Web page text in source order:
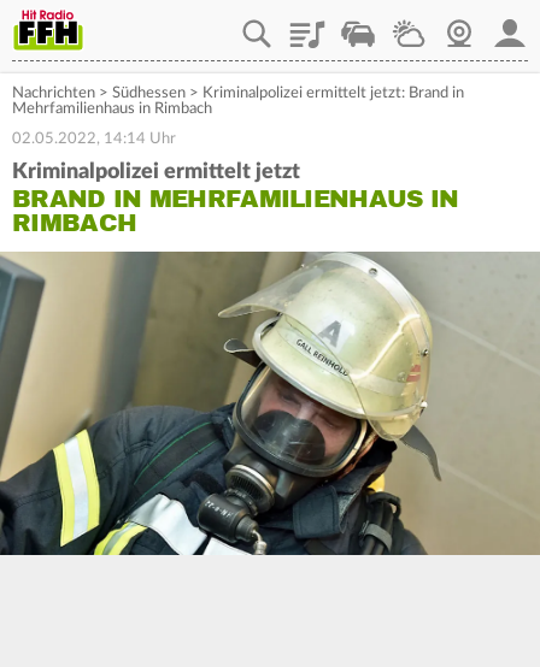
PlaylistStaupilotWetterWebcam
Nachrichten > Südhessen > Kriminalpolizei ermittelt jetzt: Brand in
Mehrfamilienhaus in Rimbach
02.05.2022, 14:14 Uhr
Kriminalpolizei ermittelt jetzt
BRAND IN MEHRFAMILIENHAUS IN
RIMBACH